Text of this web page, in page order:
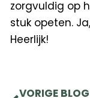
zorgvuldig op
stuk opeten.
Heerlijk!
VORIGE BLOG